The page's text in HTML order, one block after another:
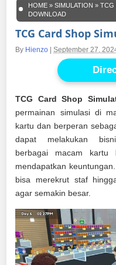
HOME »SIMULATION »TCG
DOWNLOAD
TCG Card Shop
By Hienzo |September 27,
TCG Card Shop
permainan simulasi di
kartu dan berperan
dapat melakukan
berbagai macam kartu
mendapatkan
bisa merekrut staf
agar semakin besar.